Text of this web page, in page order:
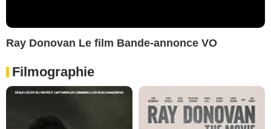
Ray Donovan Le film Bande-annonce VO
Filmographie